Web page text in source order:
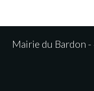
Mairie du Bardon